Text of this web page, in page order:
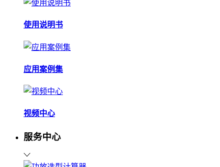
使用说明书
应用案例集
视频中心
服务中心